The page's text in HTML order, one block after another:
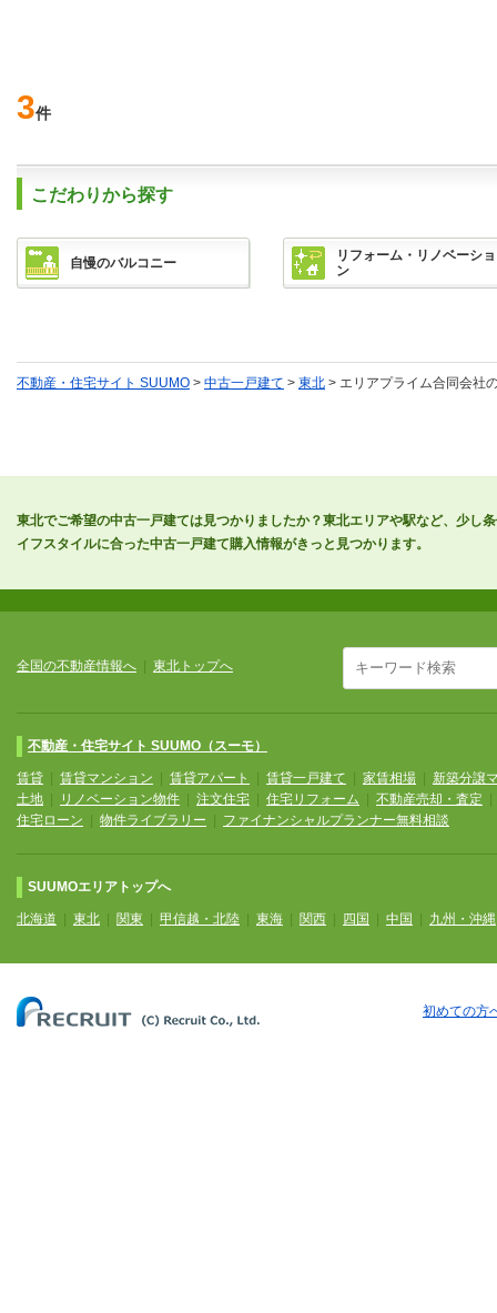
3件
こだわりから探す
自慢のバルコニー
リフォーム・リノベーショ
ン
不動産・住宅サイト SUUMO > 中古一戸建て > 東北 > エリアプライム合同会社
東北でご希望の中古一戸建ては見つかりましたか？東北エリアや駅など、少し
イフスタイルに合った中古一戸建て購入情報がきっと見つかります。
全国の不動産情報へ 東北トップへ
不動産・住宅サイト SUUMO（スーモ）
賃貸 賃貸マンション 賃貸アパート 賃貸一戸建て 家賃相場
新築分譲
土地
リノベーション物件 注文住宅 住宅リフォーム 不動産売却・査定
住宅ローン
物件ライブラリー ファイナンシャルプランナー無料相談
SUUMOエリアトップへ
北海道 東北 関東 甲信越・北陸 東海 関西 四国 中国 九州・沖縄
初めての方